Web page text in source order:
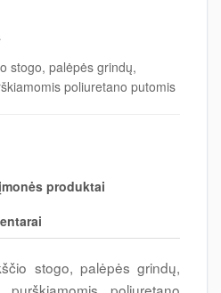
stogo, palėpės grindų,
poliuretano putomis
produktai
stogo, palėpės grindų,